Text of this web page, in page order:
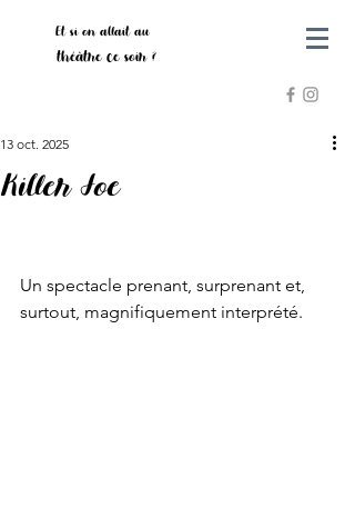
Et si on allait au
théâtre ce soir ?
Killer Joe
13 oct. 2025
Un spectacle prenant, surprenant et,
surtout, magnifiquement interprété.